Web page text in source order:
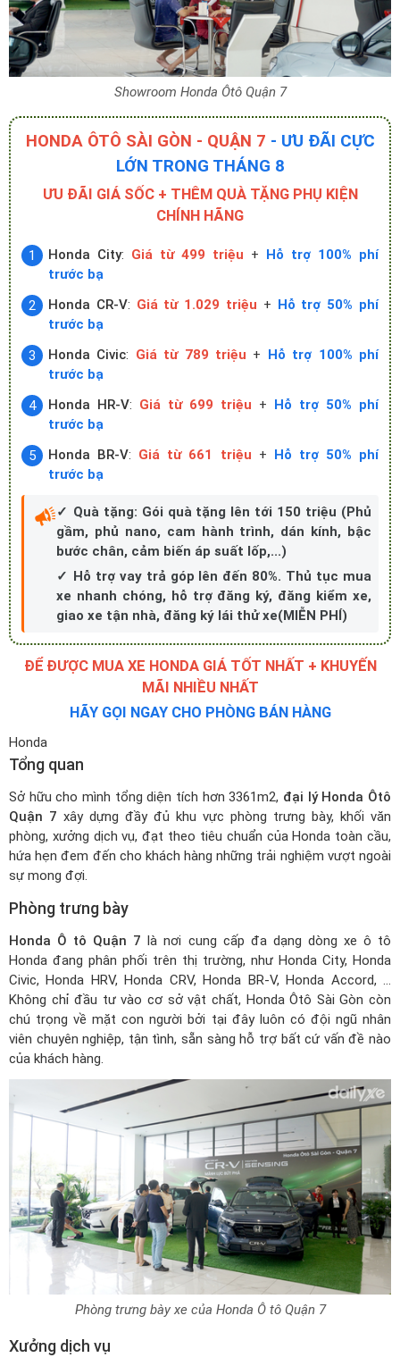
Showroom Honda Ôtô Quận 7
HONDA ÔTÔ SÀI GÒN - QUẬN 7 - ƯU ĐÃI CỰC
LỚN TRONG THÁNG 8
ƯU ĐÃI GIÁ SỐC + THÊM QUÀ TẶNG PHỤ KIỆN
CHÍNH HÃNG
Honda City: Giá từ 499 triệu + Hỗ trợ 100% phí
trước bạ
Honda CR-V: Giá từ 1.029 triệu + Hỗ trợ 50% phí
trước bạ
Honda Civic: Giá từ 789 triệu + Hỗ trợ 100% phí
trước bạ
Honda HR-V: Giá từ 699 triệu + Hỗ trợ 50% phí
trước bạ
Honda BR-V: Giá từ 661 triệu + Hỗ trợ 50% phí
trước bạ
✓ Quà tặng: Gói quà tặng lên tới 150 triệu (Phủ
gầm, phủ nano, cam hành trình, dán kính, bậc
bước chân, cảm biến áp suất lốp,...)
✓ Hỗ trợ vay trả góp lên đến 80%. Thủ tục mua
xe nhanh chóng, hỗ trợ đăng ký, đăng kiểm xe,
giao xe tận nhà, đăng ký lái thử xe(MIỄN PHÍ)
ĐỂ ĐƯỢC MUA XE HONDA GIÁ TỐT NHẤT + KHUYẾN
MÃI NHIỀU NHẤT
HÃY GỌI NGAY CHO PHÒNG BÁN HÀNG
Honda
Tổng quan
Sở hữu cho mình tổng diện tích hơn 3361m2, đại lý Honda Ôtô
Quận 7 xây dựng đầy đủ khu vực phòng trưng bày, khối văn
phòng, xưởng dịch vụ, đạt theo tiêu chuẩn của Honda toàn cầu,
hứa hẹn đem đến cho khách hàng những trải nghiệm vượt ngoài
sự mong đợi.
Phòng trưng bày
Honda Ô tô Quận 7 là nơi cung cấp đa dạng dòng xe ô tô
Honda đang phân phối trên thị trường, như Honda City, Honda
Civic, Honda HRV,Honda CRV, Honda BR-V, Honda Accord, …
Không chỉ đầu tư vào cơ sở vật chất, Honda Ôtô Sài Gòn còn
chú trọng về mặt con người bởi tại đây luôn có đội ngũ nhân
viên chuyên nghiệp, tận tình, sẵn sàng hỗ trợ bất cứ vấn đề nào
của khách hàng.
Phòng trưng bày xe của Honda Ô tô Quận 7
Xưởng dịch vụ